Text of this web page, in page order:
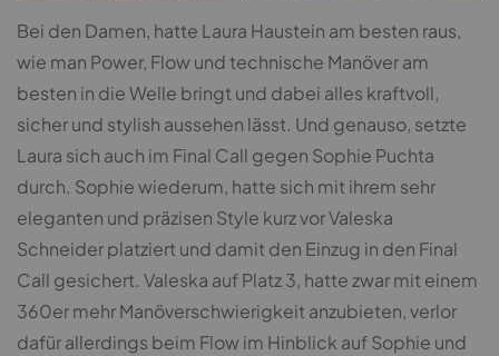
Bei den Damen, hatte Laura Haustein am besten raus,
wie man Power, Flow und technische Manöver am
besten in die Welle bringt und dabei alles kraftvoll,
sicher und stylish aussehen lässt. Und genauso, setzte
Laura sich auch im Final Call gegen Sophie Puchta
durch. Sophie wiederum, hatte sich mit ihrem sehr
eleganten und präzisen Style kurz vor Valeska
Schneider platziert und damit den Einzug in den Final
Call gesichert. Valeska auf Platz 3, hatte zwar mit einem
360er mehr Manöverschwierigkeit anzubieten, verlor
dafür allerdings beim Flow im Hinblick auf Sophie und